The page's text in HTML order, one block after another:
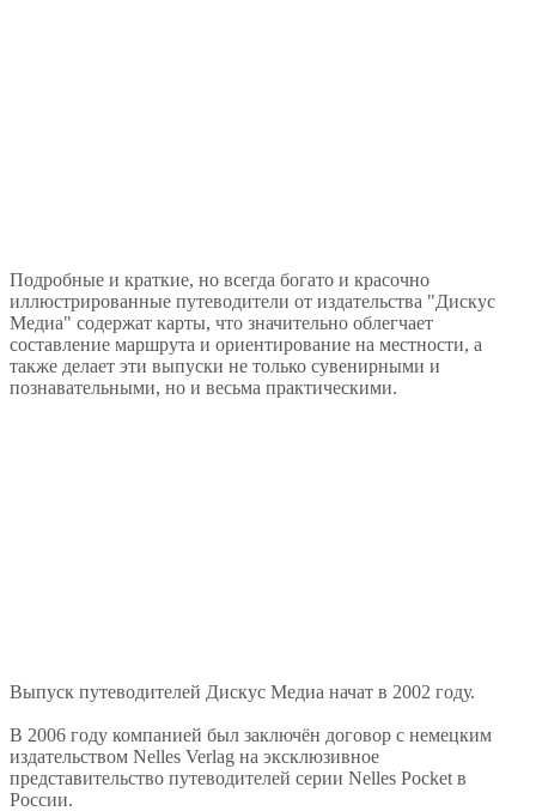
Подробные и краткие, но всегда богато и красочно
иллюстрированные путеводители от издательства "Дискус
Медиа" содержат карты, что значительно облегчает
составление маршрута и ориентирование на местности, а
также делает эти выпуски не только сувенирными и
познавательными, но и весьма практическими.
Выпуск путеводителей Дискус Медиа начат в 2002 году.
В 2006 году компанией был заключён договор с немецким
издательством Nelles Verlag на эксклюзивное
представительство путеводителей серии Nelles Pocket в
России.